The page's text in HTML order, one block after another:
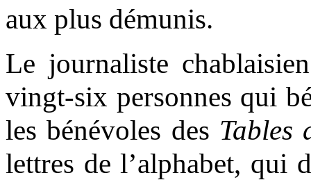
aux plus démunis.
Le journaliste
vingt-six personnes qui
les bénévoles des Tables
lettres de l’alphabet, qui